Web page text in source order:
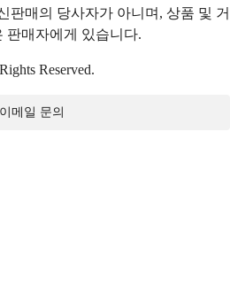
판매의 당사자가 아니며, 상품 및 거
판매자에게 있습니다.
Reserved.
이메일 문의